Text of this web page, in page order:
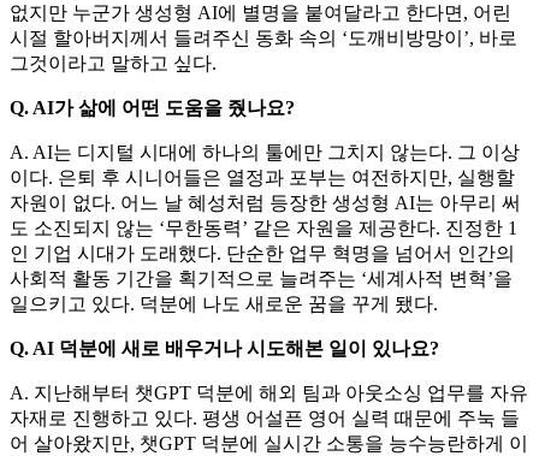
없지만 누군가 생성형 AI에 별명을 붙여달라고 한다면, 어린
시절 할아버지께서 들려주신 동화 속의 ‘도깨비방망이’, 바로
그것이라고 말하고 싶다.
Q. AI가 삶에 어떤 도움을 줬나요?
A. AI는 디지털 시대에 하나의 툴에만 그치지 않는다. 그 이상
이다. 은퇴 후 시니어들은 열정과 포부는 여전하지만, 실행할
자원이 없다. 어느 날 혜성처럼 등장한 생성형 AI는 아무리 써
도 소진되지 않는 ‘무한동력’ 같은 자원을 제공한다. 진정한 1
인 기업 시대가 도래했다. 단순한 업무 혁명을 넘어서 인간의
사회적 활동 기간을 획기적으로 늘려주는 ‘세계사적 변혁’을
일으키고 있다. 덕분에 나도 새로운 꿈을 꾸게 됐다.
Q. AI 덕분에 새로 배우거나 시도해본 일이 있나요?
A. 지난해부터 챗GPT 덕분에 해외 팀과 아웃소싱 업무를 자유
자재로 진행하고 있다. 평생 어설픈 영어 실력 때문에 주눅 들
어 살아왔지만, 챗GPT 덕분에 실시간 소통을 능수능란하게 이